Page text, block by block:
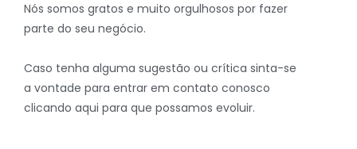
Nós somos gratos e muito orgulhosos por fazer
parte do seu negócio.
Caso tenha alguma sugestão ou crítica sinta-se
a vontade para entrar em contato conosco
clicando aqui para que possamos evoluir.